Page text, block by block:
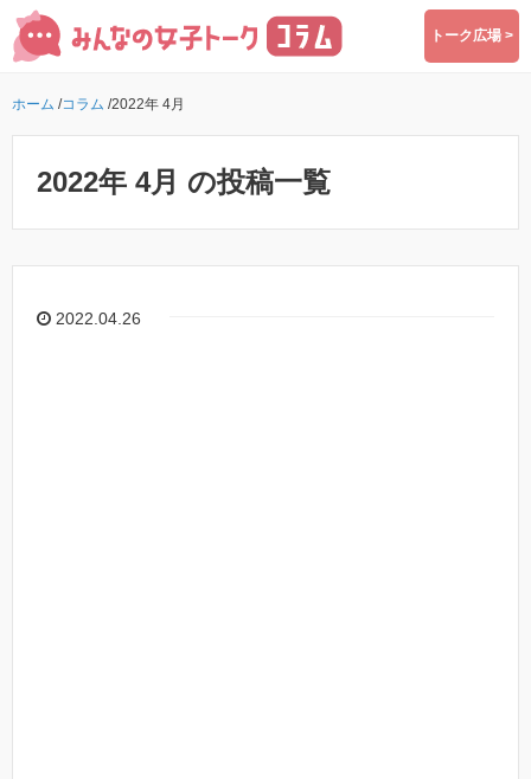
トーク広場 >
ホーム /コラム /2022年 4月
2022年 4月 の投稿一覧
2022.04.26